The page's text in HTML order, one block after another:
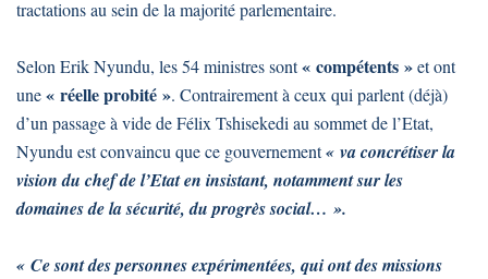
tractations au sein de la majorité parlementaire.
Selon Erik Nyundu, les 54 ministres sont« compétents »et ont
une« réelle probité ». Contrairement à ceux qui parlent (déjà)
d’un passage à vide de Félix Tshisekedi au sommet de l’Etat,
Nyundu est convaincu que ce gouvernement« va concrétiser la
vision du chef de l’Etat en insistant, notamment sur les
domaines de la sécurité, du progrès social… ».
« Ce sont des personnes expérimentées, qui ont des missions